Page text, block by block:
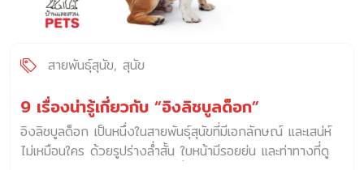
แบบหรือไลฟ์สไตล์ของเราจริง ๆ ง่ายต่อการดูแลหรือไม่ และเรา
เอง ในขณะเดียวกัน ถ้าคำตอบของสายพันธุ์ไม่เป็นไปตาม ที่ผู้ทำ
ว่า หากต้องการจะเลี้ยงจริง ๆ แต่น้องหมาสายพันธุ์นั้น ๆ ไม่ได้
อยู่ในคำแนะนำ คุณจะสามารถปรับเปลี่ยนตัวเองให้เข้ากับ
สัญชาตญาณของสุนัขได้มากน้อยแค่ไหน “การปรับเปลี่ยนตัว
เอง” ให้ตรงกับสุนัขสายพันธุ์ที่เลือกถือเป็นเรื่องที่สำคัญ เพราะ
สายพันธุ์สุนัข สุนัข
9 เรื่องน่ารู้เกี่ยวกับ “อิงลิชบูลด็อก”
อิงลิชบูลด็อก เป็นหนึ่งในสายพันธุ์สุนัขที่มีเอกลักษณ์ และเสน่ห์
ไม่เหมือนใคร ด้วยรูปร่างล่ำสั้น ใบหน้ามีรอยย่น และท่าทางที่ดู